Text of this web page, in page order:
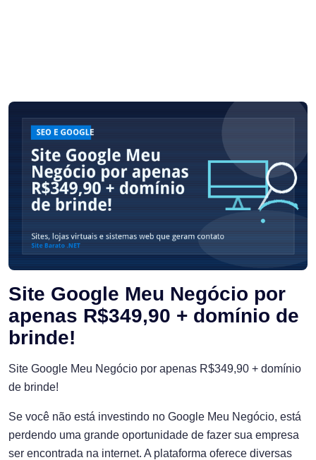
Site Google Meu Negócio por
apenas R$349,90 + domínio de
brinde!
Site Google Meu Negócio por apenas R$349,90 + domínio
de brinde!
Se você não está investindo no Google Meu Negócio, está
perdendo uma grande oportunidade de fazer sua empresa
ser encontrada na internet. A plataforma oferece diversas